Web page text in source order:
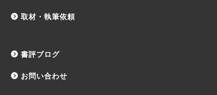
取材・執筆依頼
書評ブログ
お問い合わせ